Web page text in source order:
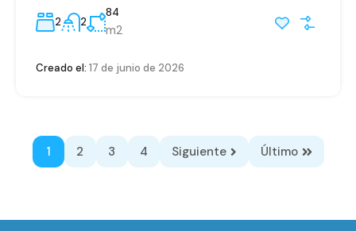
2 2
84
m2
Creado el: 17 de junio de 2026
1 2 3 4 Siguiente Último